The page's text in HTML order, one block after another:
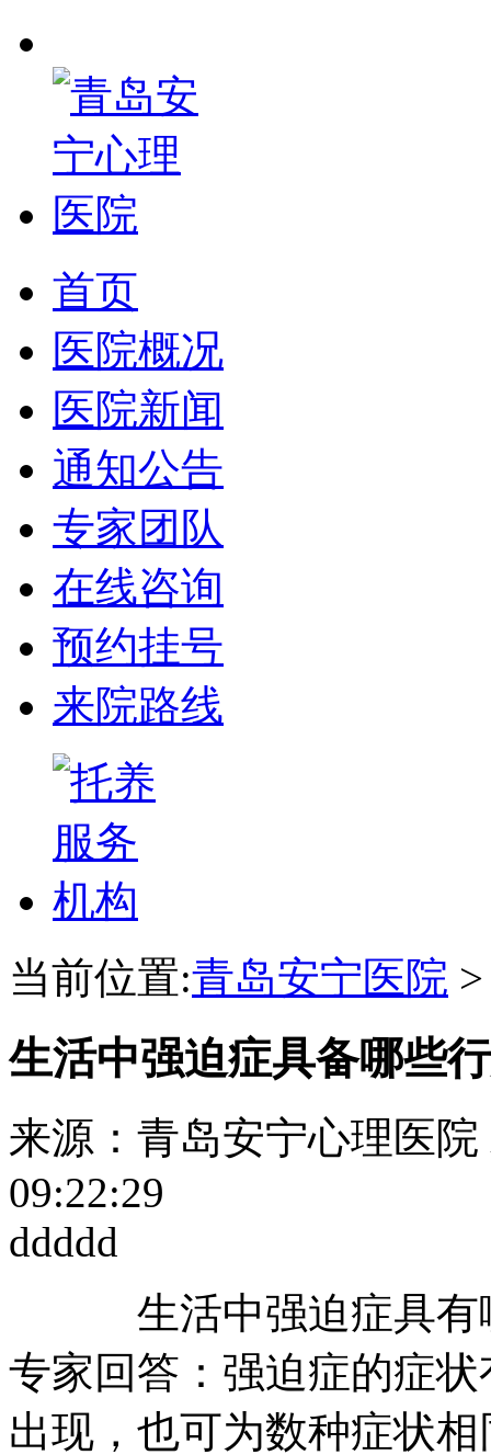
首页
医院概况
医院新闻
通知公告
专家团队
在线咨询
预约挂号
来院路线
当前位置:青岛安宁医院
生活中强迫症具备哪些
来源：青岛安宁心理医院
09:22:29
ddddd
生活中强迫症具有哪
专家回答：强迫症的症
出现，也可为数种症状